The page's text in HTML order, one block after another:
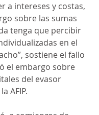
a intereses y costas,
sobre las sumas
tenga que percibir
en el
sostiene el fallo
el embargo sobre
del evasor
AFIP.